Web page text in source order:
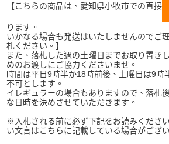
【こちらの商品は、愛知県小牧市での直接
ります。
いかなる場合も発送はいたしませんのでご
札ください。】
また、落札した週の土曜日までお取り置き
めのお渡しにご協力くださいませ。
時間は平日9時半か18時前後、土曜日は9時
不可とします。
イレギュラーの場合もありますので、落札
な日時を決めさせていただきます。
※入札される前に必ず下記をお読みくださ
い文言はこちらに記載している場合がござ